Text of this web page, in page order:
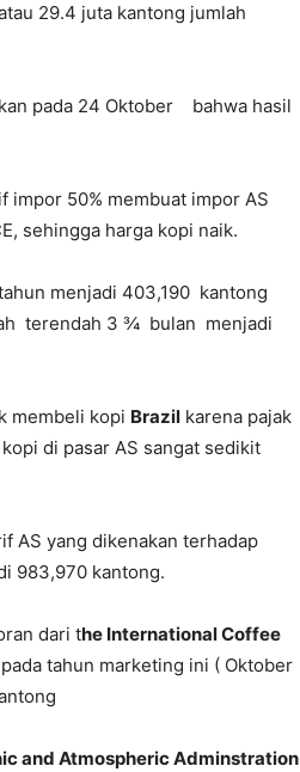
29.4 juta kantong jumlah
pada 24 Oktober bahwa hasil
impor 50% membuat impor AS
sehingga harga kopi naik.
menjadi 403,190 kantong
terendah 3 ¾ bulan menjadi
membeli kopi Brazil karena pajak
di pasar AS sangat sedikit
AS yang dikenakan terhadap
983,970 kantong.
dari the International Coffee
tahun marketing ini ( Oktober
and Atmospheric Adminstration